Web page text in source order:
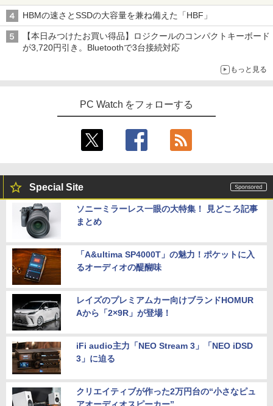
Xiaomi シャオミ REDMI Buds 8 Lite ワイヤ
レスイヤホン Bluetooth 5.4 ノイズキャンセ
リング ANC 36時間再生
￥998
￥26,800
新品第13世代CPU搭載ノートPC Office
キーボード 14.1型 Intel Celeron メモリ
8GB SSD1TB(最大) 大容量バッテリービ
ジネス 大学生 プレゼント 学生向け
￥29,800
5
【最新Office2024】ノートパソコン 中古
インチ メモリ16GB 新品SSD1TB DVDド
搭載 NEC中古ノートパソコン 安心保証
￥27,800
4
スリランカ料理 ライス＆カリー、朝ごは
ん、軽食、スイーツからランプライスま
で、スリランカの食を深く知るための12
5品 [ 濱田 祐介 ]
【中古】 三舟及び南洲の書 / 寺山葛常 /
巌南堂書店 [単行本]【宅配便出荷】
HBMの速さとSSDの大容量を兼ね備えた「HBF」
【本日みつけたお買い得品】ロジクールのコンパクトキーボード
が3,720円引き。Bluetoothで3台接続対応
もっと見る
PC Watch をフォローする
Special Site
ソニーミラーレス一眼の大特集！ 見どころ記事
まとめ
「A&ultima SP4000T」の魅力！ポケットに入
るオーディオの醍醐味
レイズのプレミアムカー向けブランドHOMUR
Aから「2×9R」が登場！
iFi audio主力「NEO Stream 3」「NEO iDSD
3」に迫る
クリエイティブが作った2万円台の“小さなピュ